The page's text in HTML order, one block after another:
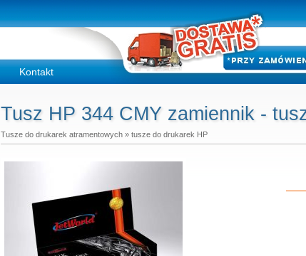
Kontakt
Tusz HP 344 CMY zamiennik -
Tusze do drukarek atramentowych » tusze do drukarek HP
Do